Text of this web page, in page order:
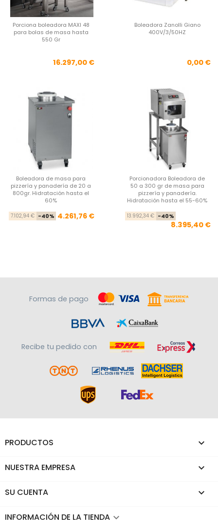
Porciona boleadora MAXI 48
para bolas de masa hasta
550 Gr
Precio
16.297,00 €
Boleadora Zanolli Giano
400V/3/50HZ
0,00 €
Boleadora de masa para
pizzería y panadería de 20 a
800gr. Hidratación hasta el
60%
Precio base
7.102,94 € -40% Precio
4.261,76 €
Porcionadora Boleadora de
50 a 300 gr de masa para
pizzería y panadería.
Hidratación hasta el 55-60%
13.992,34 € -40%
8.395,40 €
Formas de pago
Recibe tu pedido con
PRODUCTOS 
NUESTRA EMPRESA 
SU CUENTA 
INFORMACIÓN DE LA TIENDA keyboard_arrow_down